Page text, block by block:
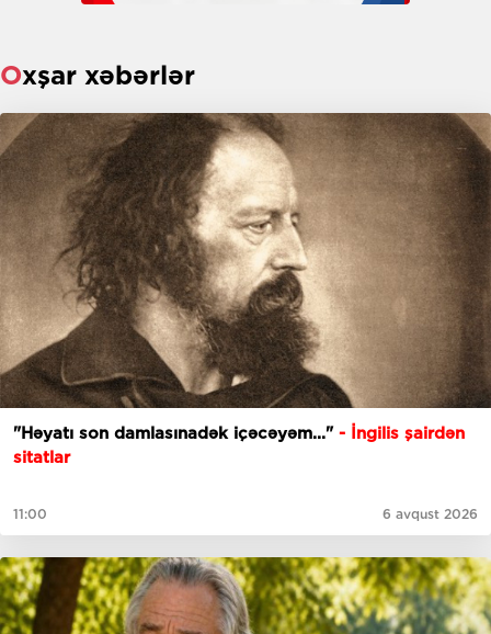
Oxşar xəbərlər
"Həyatı son damlasınadək içəcəyəm..." - İngilis şairdən
sitatlar
11:00 6 avqust 2026